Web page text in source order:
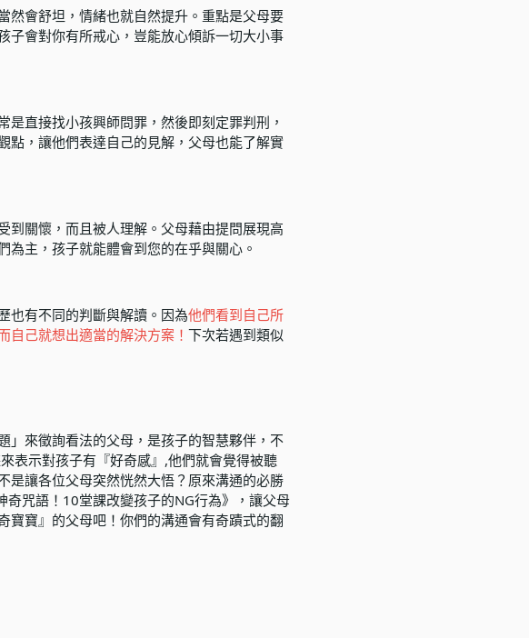
然會舒坦，情緒也就自然提升。重點是父母要
子會對你有所戒心，豈能放心傾訴一切大小事
直接找小孩興師問罪，然後即刻定罪判刑，
點，讓他們表達自己的見解，父母也能了解實
到關懷，而且被人理解。父母藉由提問展現高
主，孩子就能體會到您的在乎與關心。
也有不同的判斷與解讀。因為他們看到自己所
己就想出適當的解決方案！ 下次若遇到類似
」來徵詢看法的父母，是孩子的智慧夥伴，不
表示對孩子有『好奇感』,他們就會覺得被聽
是讓各位父母突然恍然大悟？原來溝通的必勝
奇咒語！10堂課改變孩子的NG行為》
，讓父母
寶寶』的父母吧！你們的溝通會有奇蹟式的翻